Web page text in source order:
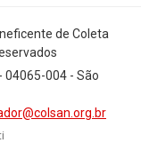
de Coleta
04065-004 - São